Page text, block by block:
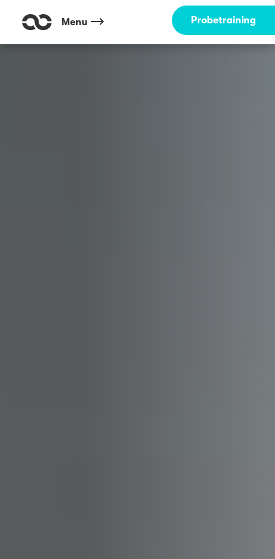
Menu Probetraining
Outdoor Fitness direkt um die Ecke: Südpark Solingen ☀️